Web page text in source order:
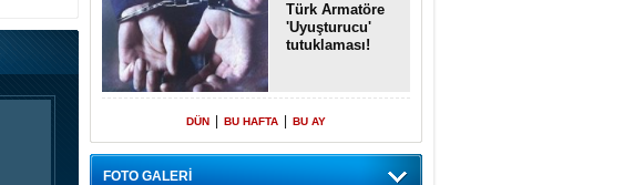
Türk Armatöre
'Uyuşturucu'
tutuklaması!
DÜN BU HAFTA BU AY
FOTO GALERİ